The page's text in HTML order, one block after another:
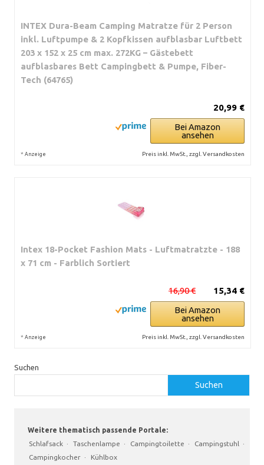
INTEX Dura-Beam Camping Matratze für 2 Person
inkl. Luftpumpe & 2 Kopfkissen aufblasbar Luftbett
203 x 152 x 25 cm max. 272KG – Gästebett
aufblasbares Bett Campingbett & Pumpe, Fiber-
Tech (64765)
20,99 €
Bei Amazon
ansehen
* Anzeige Preis inkl. MwSt., zzgl. Versandkosten
Intex 18-Pocket Fashion Mats - Luftmatratzte - 188
x 71 cm - Farblich Sortiert
15,34 €
16,90 €
Bei Amazon
ansehen
* Anzeige Preis inkl. MwSt., zzgl. Versandkosten
Suchen
Suchen
Weitere thematisch passende Portale:
Schlafsack · Taschenlampe · Campingtoilette · Campingstuhl ·
Campingkocher · Kühlbox